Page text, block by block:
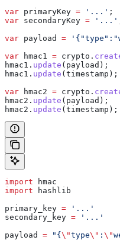
var primaryKey = '...' ;
var secondaryKey = '...'
var payload =
var hmac1 = crypto .
hmac1 . update ( payload );
hmac1 . update ( timestamp );
var hmac2 = crypto .
hmac2 . update ( payload );
hmac2 . update ( timestamp );
import hmac
import hashlib
primary_key = '...'
secondary_key = '...'
payload = "{ \"type\" : \"